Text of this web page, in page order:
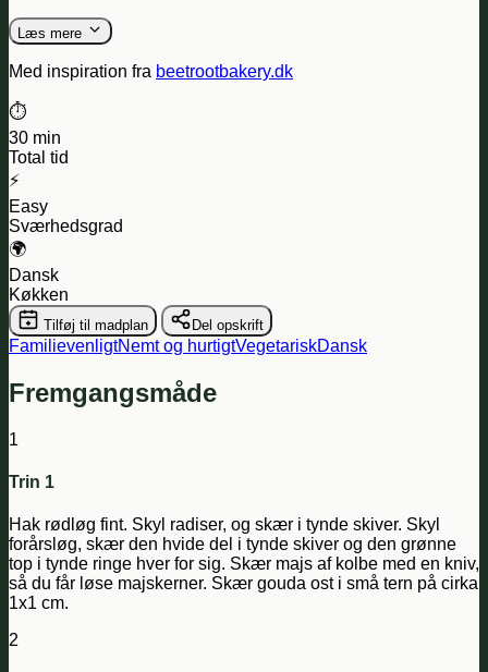
Læs mere
Med inspiration fra beetrootbakery.dk
⏱️
30 min
Total tid
⚡
Easy
Sværhedsgrad
🌍
Dansk
Køkken
Tilføj til madplan Del opskrift
FamilievenligtNemt og hurtigtVegetariskDansk
Fremgangsmåde
1
Trin 1
Hak rødløg fint. Skyl radiser, og skær i tynde skiver. Skyl
forårsløg, skær den hvide del i tynde skiver og den grønne
top i tynde ringe hver for sig. Skær majs af kolbe med en kniv,
så du får løse majskerner. Skær gouda ost i små tern på cirka
1x1 cm.
2